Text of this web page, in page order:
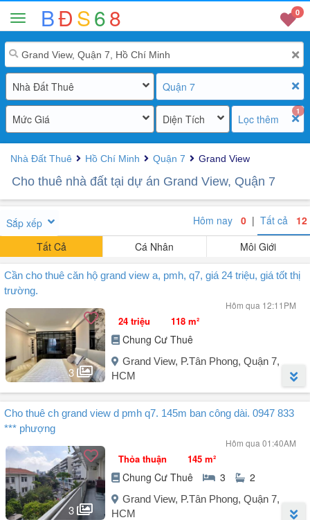
BĐS68 0
Nhà Đất Thuê Quận 7
Mức Giá Diện Tích
1
Lọc thêm
Nhà Đất Thuê Hồ Chí Minh Quận 7 Grand View
Cho thuê nhà đất tại dự án Grand View, Quận 7
Sắp xếp Hôm nay 0 | Tất cả 12
Tất Cả
Cá Nhân Môi Giới
Cần cho thuê căn hộ grand view a, pmh, q7, giá 24 triệu, giá tốt thị
trường.
Hôm qua 12:11PM
3
24 triệu 118 m²
Chung Cư Thuê
Grand View, P.Tân Phong, Quận 7,
HCM
Người đăng: Trịnh Công Sơn
(11 tin đăng)
Cần cho thuê căn hộ Grand View A, PMH, Q7.
- View thoáng mát nhìn Quận 1, lầu cao, ban công rộng.
- Có ban công.
- Nhà nội thất đầy đủ, sạch sẽ thoáng mát.
Giá cho thuê 24 triệu/tháng.
Anh chị đi xem nhà vui lòng liên hệ: .
Cho thuê ch grand view d pmh q7. 145m ban công dài. 0947 833
*** phượng
Hôm qua 01:40AM
3
Thỏa thuận 145 m²
Chung Cư Thuê 3 2
Grand View, P.Tân Phong, Quận 7,
HCM